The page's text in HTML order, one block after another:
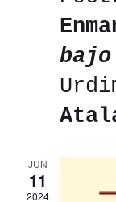
JUN
11
2024